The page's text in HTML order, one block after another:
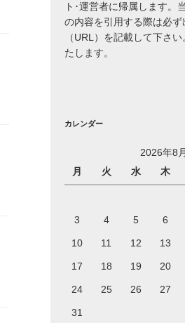
ト･運営者に帰属します。
の内容を引用する際は必ず
（URL）を記載して下さ
たします。
カレンダー
2026年8月
月
火 水 木
3 4 5 6
10 11 12 13
17 18 19 20
24 25 26 27
31